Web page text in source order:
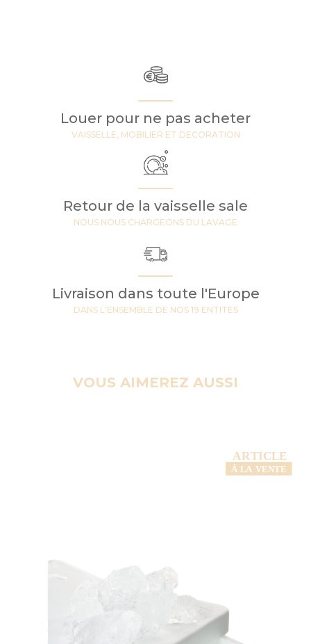
Louer pour ne pas acheter
VAISSELLE, MOBILIER ET DECORATION
Retour de la vaisselle sale
NOUS NOUS CHARGEONS DU LAVAGE
Livraison dans toute l'Europe
DANS L'ENSEMBLE DE NOS 19 ENTITES
VOUS AIMEREZ AUSSI